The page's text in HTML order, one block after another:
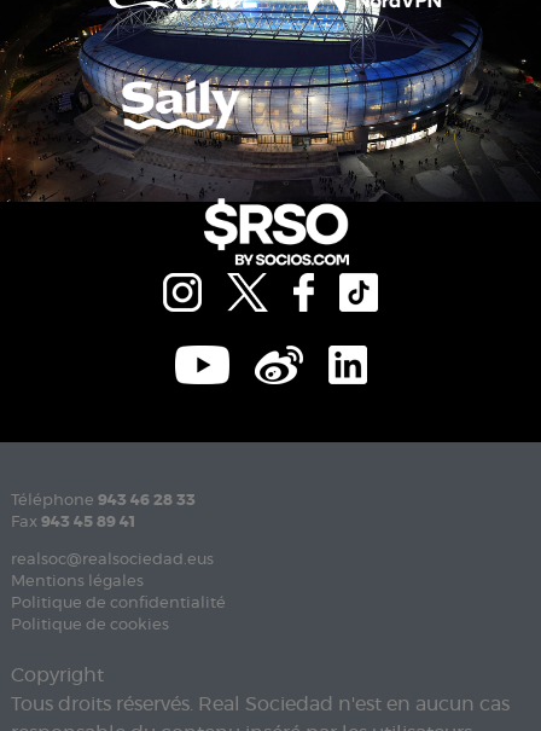
Téléphone 943 46 28 33
Fax 943 45 89 41
realsoc@realsociedad.eus
Mentions légales
Politique de confidentialité
Politique de cookies
Copyright
Tous droits réservés. Real Sociedad n'est en aucun cas